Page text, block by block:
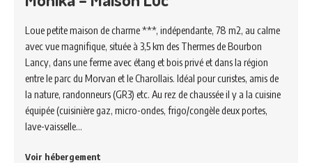
Loue petite maison de charme ***, indépendante, 78 m2, au calme
avec vue magnifique, située à 3,5 km des Thermes de Bourbon
Lancy, dans une ferme avec étang et bois privé et dans la région
entre le parc du Morvan et le Charollais. Idéal pour curistes, amis de
la nature, randonneurs (GR3) etc. Au rez de chaussée il y a la cuisine
équipée (cuisinière gaz, micro-ondes, frigo/congèle deux portes,
lave-vaisselle…
Voir hébergement